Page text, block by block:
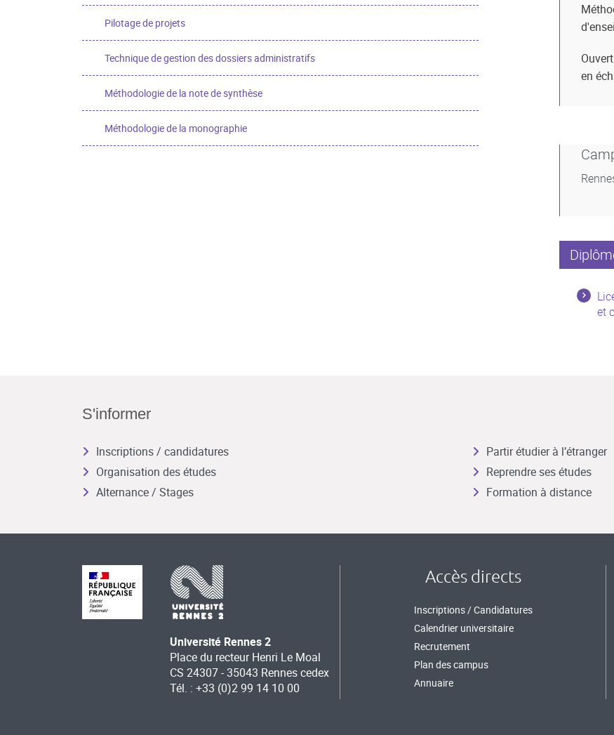
Pilotage de projets
Technique de gestion des dossiers administratifs
Méthodologie de la note de synthèse
Méthodologie de la monographie
en
et
S'informer
Inscriptions / candidatures
Organisation des études
Alternance / Stages
Partir étudier à l’étranger
Reprendre ses études
Formation à distance
Université Rennes 2
Place du recteur Henri Le Moal
CS 24307 - 35043 Rennes cedex
Tél. : +33 (0)2 99 14 10 00
Accès directs
Inscriptions / Candidatures
Calendrier universitaire
Recrutement
Plan des campus
Annuaire